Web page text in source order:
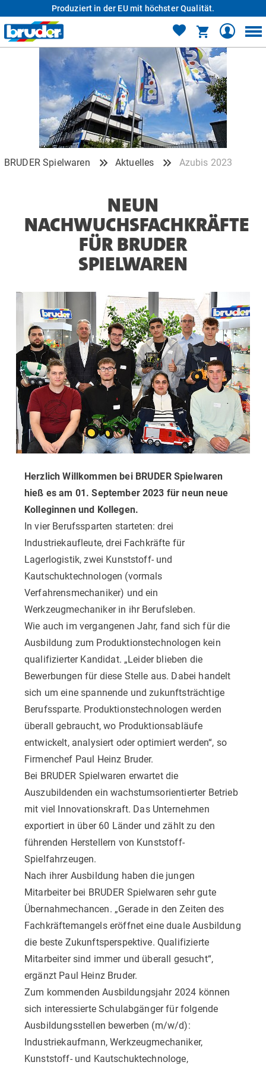
Produziert in der EU mit höchster Qualität.
BRUDER Spielwaren Aktuelles Azubis 2023
NEUN
NACHWUCHSFACHKRÄFTE
FÜR BRUDER
SPIELWAREN
Herzlich Willkommen bei BRUDER Spielwaren
hieß es am 01. September 2023 für neun neue
Kolleginnen und Kollegen.
In vier Berufssparten starteten: drei
Industriekaufleute, drei Fachkräfte für
Lagerlogistik, zwei Kunststoff- und
Kautschuktechnologen (vormals
Verfahrensmechaniker) und ein
Werkzeugmechaniker in ihr Berufsleben.
Wie auch im vergangenen Jahr, fand sich für die
Ausbildung zum Produktionstechnologen kein
qualifizierter Kandidat. „Leider blieben die
Bewerbungen für diese Stelle aus. Dabei handelt
sich um eine spannende und zukunftsträchtige
Berufssparte. Produktionstechnologen werden
überall gebraucht, wo Produktionsabläufe
entwickelt, analysiert oder optimiert werden“, so
Firmenchef Paul Heinz Bruder.
Bei BRUDER Spielwaren erwartet die
Auszubildenden ein wachstumsorientierter Betrieb
mit viel Innovationskraft. Das Unternehmen
exportiert in über 60 Länder und zählt zu den
führenden Herstellern von Kunststoff-
Spielfahrzeugen.
Nach ihrer Ausbildung haben die jungen
Mitarbeiter bei BRUDER Spielwaren sehr gute
Übernahmechancen. „Gerade in den Zeiten des
Fachkräftemangels eröffnet eine duale Ausbildung
die beste Zukunftsperspektive. Qualifizierte
Mitarbeiter sind immer und überall gesucht“,
ergänzt Paul Heinz Bruder.
Zum kommenden Ausbildungsjahr 2024 können
sich interessierte Schulabgänger für folgende
Ausbildungsstellen bewerben (m/w/d):
Industriekaufmann, Werkzeugmechaniker,
Kunststoff- und Kautschuktechnologe,